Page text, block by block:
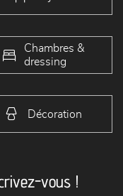
Chambres &
dressing
Décoration
vous !